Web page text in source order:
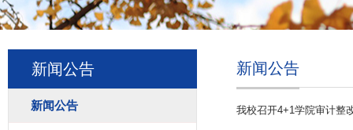
新闻公告
新闻公告
新闻公告
我校召开4+1学院审计整